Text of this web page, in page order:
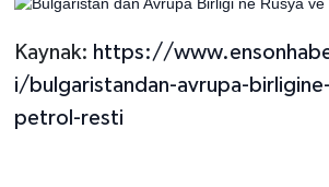
Kaynak: https://
i/bulgaristandan-avrupa-
petrol-resti